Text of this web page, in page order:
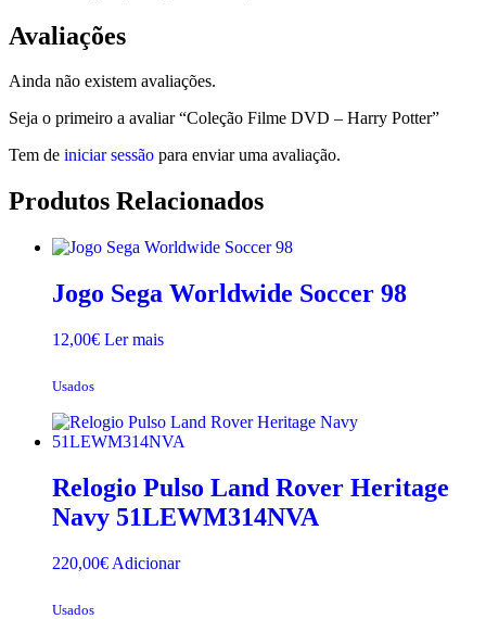
Avaliações
Ainda não existem avaliações.
Seja o primeiro a avaliar “Coleção Filme DVD – Harry Potter”
Tem de iniciar sessão para enviar uma avaliação.
Produtos Relacionados
Jogo Sega Worldwide Soccer 98
12,00€ Ler mais
Usados
Relogio Pulso Land Rover Heritage
Navy 51LEWM314NVA
220,00€ Adicionar
Usados